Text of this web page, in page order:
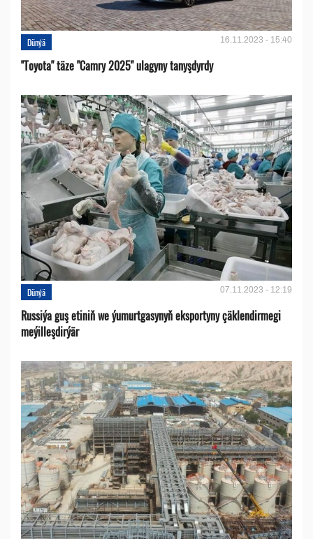
Dünýä 16.11.2023 - 15:40
''Toyota" täze "Camry 2025" ulagyny tanyşdyrdy
Dünýä 07.11.2023 - 12:19
Russiýa guş etiniň we ýumurtgasynyň eksportyny çäklendirmegi
meýilleşdirýär